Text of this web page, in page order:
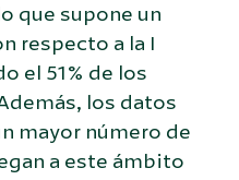
que supone un
respecto a la I
el 51% de los
los datos
mayor número de
a este ámbito